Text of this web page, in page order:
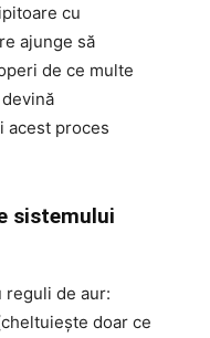
cu
ajunge să
de ce multe
acest proces
sistemului
reguli de aur:
doar ce